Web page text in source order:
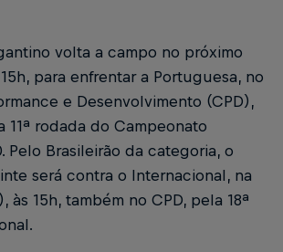
volta a campo no próximo
para enfrentar a Portuguesa, no
e Desenvolvimento (CPD),
11ª rodada do Campeonato
Pelo Brasileirão da categoria, o
será contra o Internacional, na
às 15h, também no CPD, pela 18ª